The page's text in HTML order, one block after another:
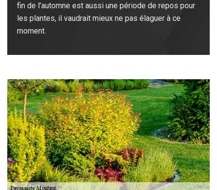
fin de l’automne est aussi une période de repos pour
les plantes, il vaudrait mieux ne pas élaguer à ce
moment.